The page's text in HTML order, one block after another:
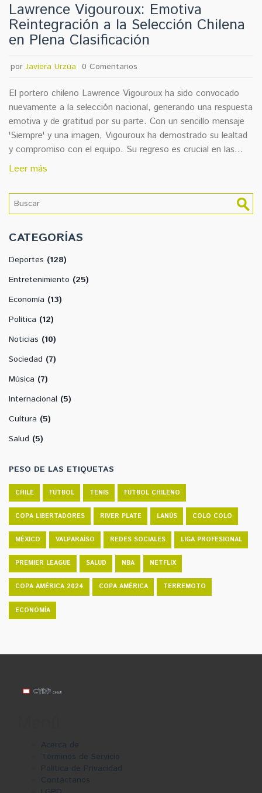
Lawrence Vigouroux: Emotiva
Reintegración a la Selección Chilena
en Plena Clasificación
por Javiera Urzúa 0 Comentarios
El portero chileno Lawrence Vigouroux ha sido convocado
nuevamente a la selección nacional, generando una respuesta
emotiva y de gratitud por su parte. Con un sencillo mensaje
'Siempre' y una imagen, Vigouroux ha demostrado su lealtad
y compromiso con el equipo. Su regreso es crucial en las
etapas de clasificación para torneos internacionales,
Leer más
CATEGORÍAS
Deportes (128)
Entretenimiento (25)
Economía (13)
Política (12)
Noticias (10)
Sociedad (7)
Música (7)
Internacional (5)
Cultura (5)
Salud (5)
PESO DE LAS ETIQUETAS
CHILE FÚTBOL TENIS FÚTBOL CHILENO
COPA LIBERTADORES RIVER PLATE LANÚS COLO COLO
MÉXICO VALPARAÍSO REDES SOCIALES LIGA PROFESIONAL
PREMIER LEAGUE SALUD NBA NETFLIX
COPA AMÉRICA 2024 COPA AMÉRICA TERREMOTO
ECONOMÍA
Acerca de
Términos de Servicio
Política de Privacidad
Contáctanos